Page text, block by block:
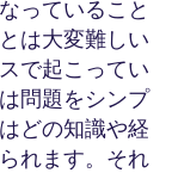
っていること
は大変難しい
で起こってい
問題をシンプ
どの知識や経
れます。それ